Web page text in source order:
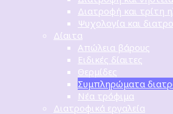
Διατροφή και τρίτη
Ψυχολογία και
Δίαιτα
Απώλεια βάρους
Ειδικές δίαιτες
Θερμίδες
Συμπληρώματα
Νέα τρόφιμα
Διατροφικά εργαλεία